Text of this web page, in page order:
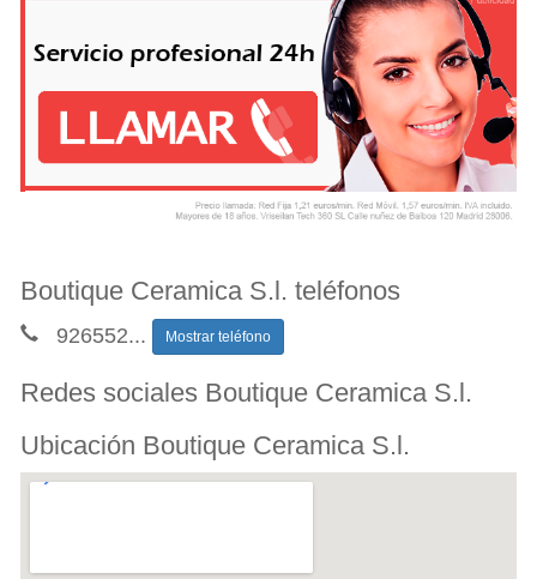
Boutique Ceramica S.l. teléfonos
926552... Mostrar teléfono
Redes sociales Boutique Ceramica S.l.
Ubicación Boutique Ceramica S.l.